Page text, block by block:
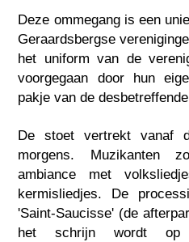
Deze ommegang is een
Geraardsbergse
het uniform van de
voorgegaan door hun
pakje van de
De stoet vertrekt vanaf
morgens. Muzikanten
ambiance met
kermisliedjes. De
'Saint-Saucisse' (de
het schrijn wordt op